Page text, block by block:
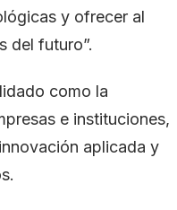
y ofrecer al
del futuro”.
como la
e instituciones,
aplicada y